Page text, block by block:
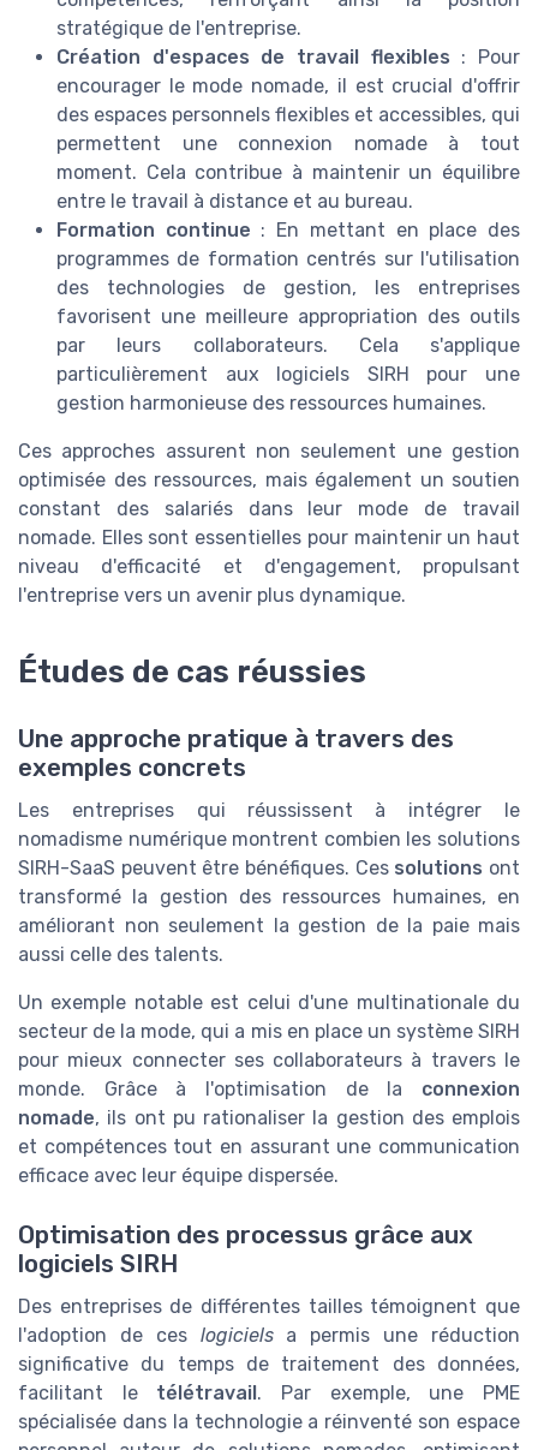
stratégique de l'entreprise.
Création d'espaces de travail flexibles : Pour
encourager le mode nomade, il est crucial d'offrir
des espaces personnels flexibles et accessibles, qui
permettent une connexion nomade à tout
moment. Cela contribue à maintenir un équilibre
entre le travail à distance et au bureau.
Formation continue : En mettant en place des
programmes de formation centrés sur l'utilisation
des technologies de gestion, les entreprises
favorisent une meilleure appropriation des outils
par leurs collaborateurs. Cela s'applique
particulièrement aux logiciels SIRH pour une
gestion harmonieuse des ressources humaines.
Ces approches assurent non seulement une gestion
optimisée des ressources, mais également un soutien
constant des salariés dans leur mode de travail
nomade. Elles sont essentielles pour maintenir un haut
niveau d'efficacité et d'engagement, propulsant
l'entreprise vers un avenir plus dynamique.
Études de cas réussies
Une approche pratique à travers des
exemples concrets
Les entreprises qui réussissent à intégrer le
nomadisme numérique montrent combien les solutions
SIRH-SaaS peuvent être bénéfiques. Ces solutions ont
transformé la gestion des ressources humaines, en
améliorant non seulement la gestion de la paie mais
aussi celle des talents.
Un exemple notable est celui d'une multinationale du
secteur de la mode, qui a mis en place un système SIRH
pour mieux connecter ses collaborateurs à travers le
monde. Grâce à l'optimisation de la connexion
nomade, ils ont pu rationaliser la gestion des emplois
et compétences tout en assurant une communication
efficace avec leur équipe dispersée.
Optimisation des processus grâce aux
logiciels SIRH
Des entreprises de différentes tailles témoignent que
l'adoption de ces logicielsa permis une réduction
significative du temps de traitement des données,
facilitant le télétravail. Par exemple, une PME
spécialisée dans la technologie a réinventé son espace